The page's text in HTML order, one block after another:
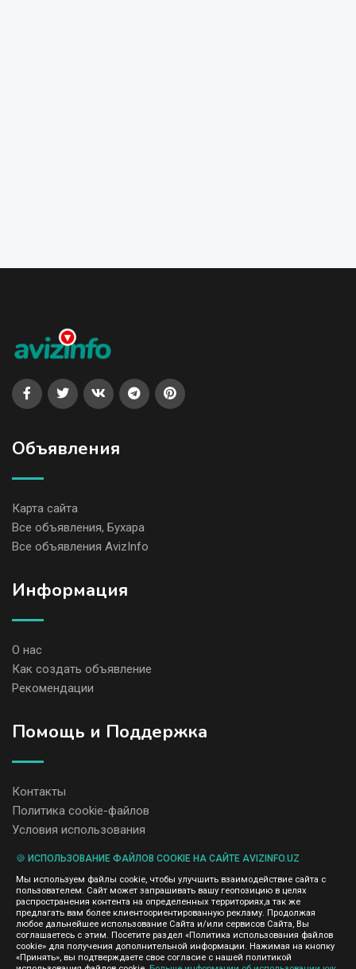
Объявления
Карта сайта
Все объявления, Бухара
Все объявления AvizInfo
Информация
О нас
Как создать объявление
Рекомендации
Помощь и Поддержка
Контакты
Политика cookie-файлов
Условия использования
содержание размещенных объявлений.
Мы ценим конфиденциальность наших пользователей. Мы не
передаем и не продаем личную информацию зарегистрированных
пользователей AvizInfo.uz третьим лицам. Мы не отвечаем за
правила конфиденциальности сайтов на которые ссылается
AvizInfo.uz. На некоторых страницах нашего сайта представлена
реклама Google Adsense Advertising Network. Чтобы узнать
🍪 ИСПОЛЬЗОВАНИЕ ФАЙЛОВ COOKIE НА САЙТЕ AVIZINFO.UZ
Мы используем файлы cookie, чтобы улучшить взаимодействие сайта с
пользователем. Сайт может запрашивать вашу геопозицию в целях
распространения контента на определенных территориях,а так же
предлагать вам более клиентоориентированную рекламу. Продолжая
любое дальнейшее использование Сайта и/или сервисов Сайта, Вы
соглашаетесь с этим. Посетите раздел «Политика использования файлов
cookie» для получения дополнительной информации. Нажимая на кнопку
«Принять», вы подтверждаете свое согласие с нашей политикой